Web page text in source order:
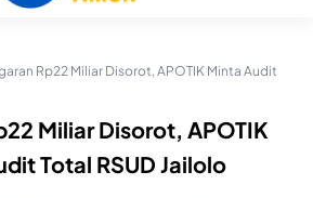
Rp22 Miliar Disorot, APOTIK Minta Audit
Miliar Disorot, APOTIK
Total RSUD Jailolo